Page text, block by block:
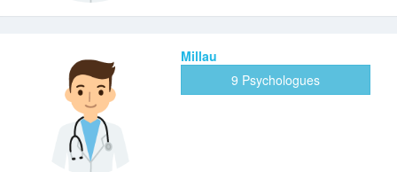
Millau
9 Psychologues